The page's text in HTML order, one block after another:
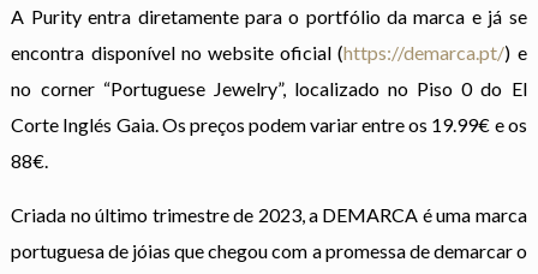
A Purity entra diretamente para o portfólio da marca e já se
encontra disponível no website oficial (https://demarca.pt/) e
no corner “Portuguese Jewelry”, localizado no Piso 0 do El
Corte Inglés Gaia. Os preços podem variar entre os 19.99€ e os
88€.
Criada no último trimestre de 2023, a DEMARCA é uma marca
portuguesa de jóias que chegou com a promessa de demarcar o